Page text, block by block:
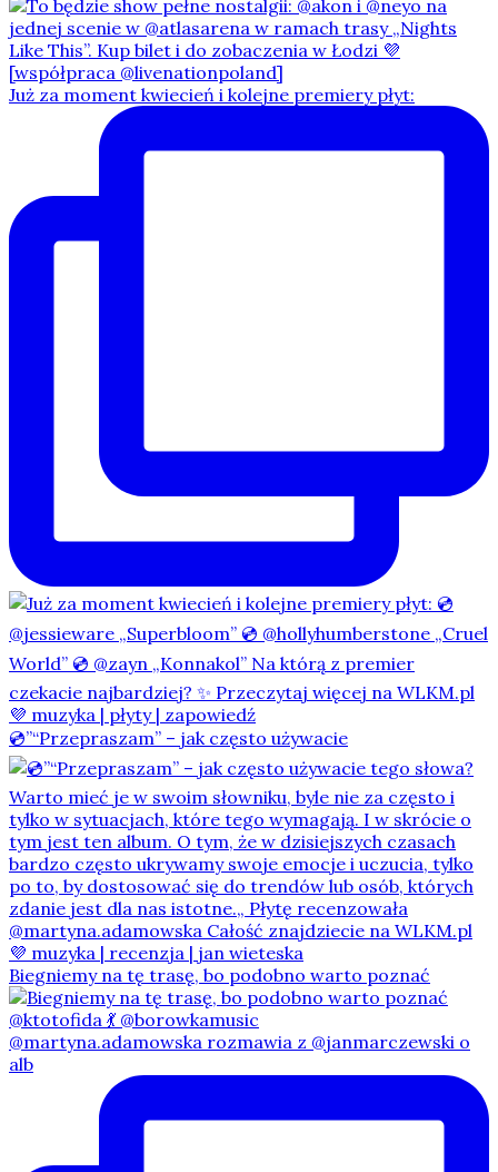
Już za moment kwiecień i kolejne premiery płyt:
💿”“Przepraszam” – jak często używacie
Biegniemy na tę trasę, bo podobno warto poznać
@martyna.adamowska rozmawia z @janmarczewski o
alb